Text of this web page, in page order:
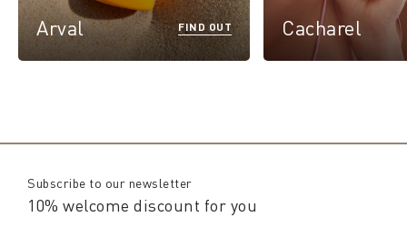
Arval FIND OUT Cacharel
Subscribe to our newsletter
10% welcome discount for you